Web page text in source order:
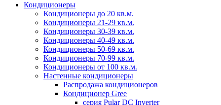
Кондиционеры
Кондиционеры до 20 кв.м.
Кондиционеры 21-29 кв.м.
Кондиционеры 30-39 кв.м.
Кондиционеры 40-49 кв.м.
Кондиционеры 50-69 кв.м.
Кондиционеры 70-99 кв.м.
Кондиционеры от 100 кв.м.
Настенные кондиционеры
Распродажа кондиционеров
Кондиционер Gree
серия Pular DC Inverter